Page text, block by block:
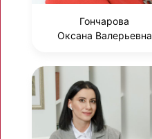
Гончарова
Оксана Валерьевна